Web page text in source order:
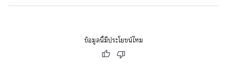
ข้อมูลนี้มีประโยชน์ไหม